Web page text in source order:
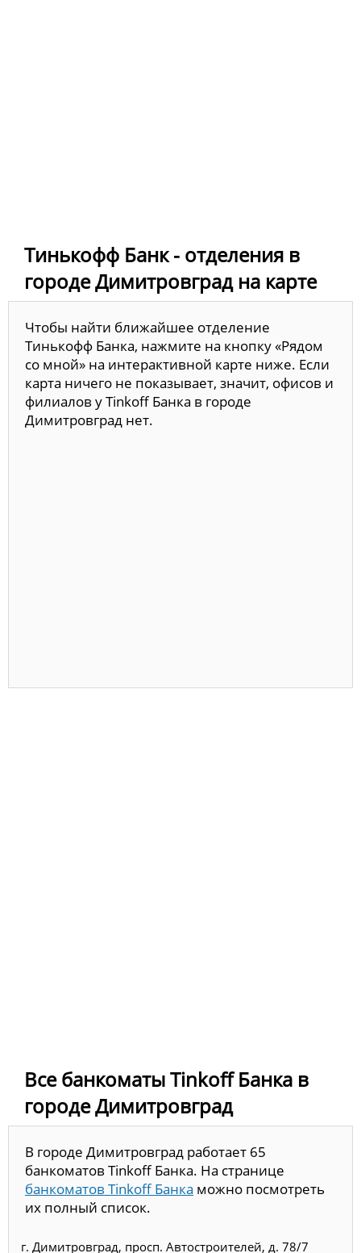
Тинькофф Банк - отделения в
городе Димитровград на карте
Чтобы найти ближайшее отделение
Тинькофф Банка, нажмите на кнопку «Рядом
со мной» на интерактивной карте ниже. Если
карта ничего не показывает, значит, офисов и
филиалов у Tinkoff Банка в городе
Димитровград нет.
Все банкоматы Tinkoff Банка в
городе Димитровград
В городе Димитровград работает 65
банкоматов Tinkoff Банка. На странице
банкоматов Tinkoff Банка можно посмотреть
их полный список.
г. Димитровград, просп. Автостроителей, д. 78/7